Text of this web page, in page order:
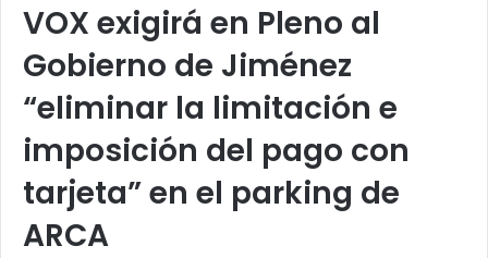
VOX exigirá en Pleno al
Gobierno de Jiménez
“eliminar la limitación e
imposición del pago con
tarjeta” en el parking de
ARCA